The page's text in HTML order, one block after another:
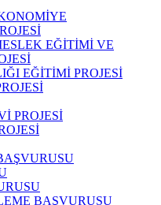
EĞİTİMİ VE
EĞİTİMİ PROJESİ
PROJESİ
BAŞVURUSU